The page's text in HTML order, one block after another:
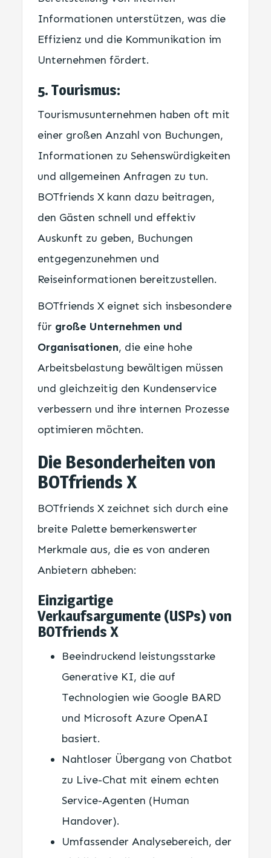
Informationen unterstützen, was die
Effizienz und die Kommunikation im
Unternehmen fördert.
5. Tourismus:
Tourismusunternehmen haben oft mit
einer großen Anzahl von Buchungen,
Informationen zu Sehenswürdigkeiten
und allgemeinen Anfragen zu tun.
BOTfriends X kann dazu beitragen,
den Gästen schnell und effektiv
Auskunft zu geben, Buchungen
entgegenzunehmen und
Reiseinformationen bereitzustellen.
BOTfriends X eignet sich insbesondere
für große Unternehmen und
Organisationen, die eine hohe
Arbeitsbelastung bewältigen müssen
und gleichzeitig den Kundenservice
verbessern und ihre internen Prozesse
optimieren möchten.
Die Besonderheiten von
BOTfriends X
BOTfriends X zeichnet sich durch eine
breite Palette bemerkenswerter
Merkmale aus, die es von anderen
Anbietern abheben:
Einzigartige
Verkaufsargumente (USPs) von
BOTfriends X
Beeindruckend leistungsstarke
Generative KI, die auf
Technologien wie Google BARD
und Microsoft Azure OpenAI
basiert.
Nahtloser Übergang von Chatbot
zu Live-Chat mit einem echten
Service-Agenten (Human
Handover).
Umfassender Analysebereich, der